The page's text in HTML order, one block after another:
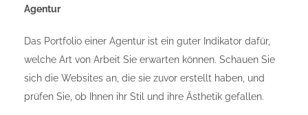
Agentur
Das Portfolio einer Agentur ist ein guter Indikator dafür,
welche Art von Arbeit Sie erwarten können. Schauen Sie
sich die Websites an, die sie zuvor erstellt haben, und
prüfen Sie, ob Ihnen ihr Stil und ihre Ästhetik gefallen.